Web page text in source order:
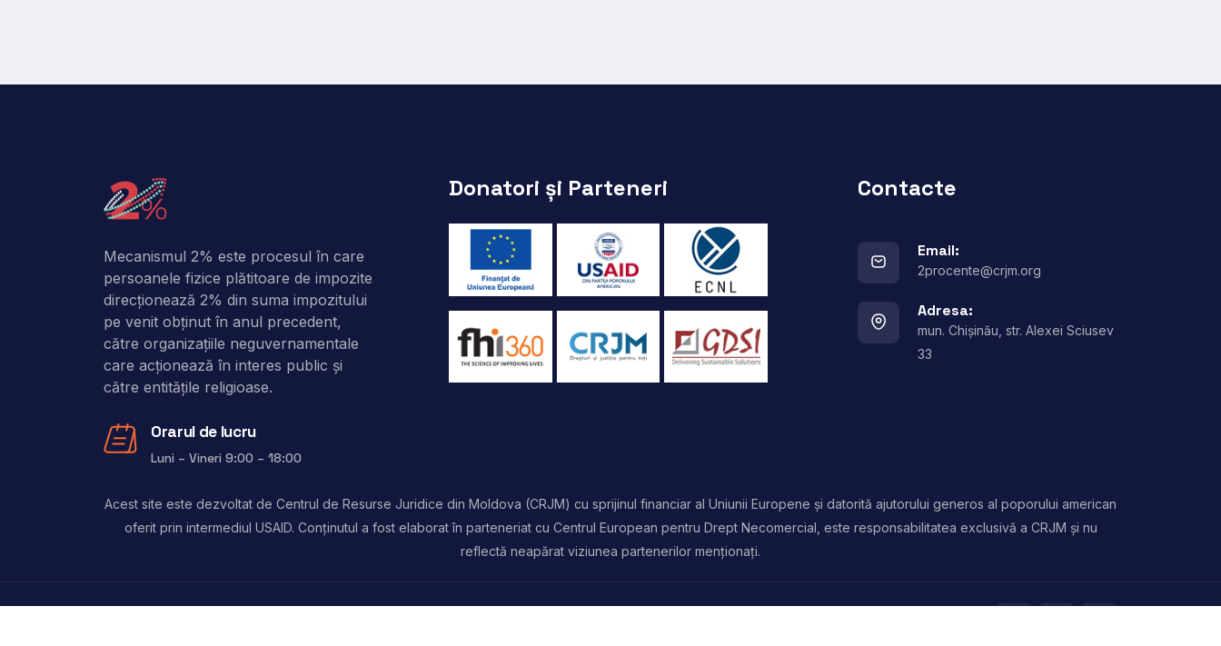
Mecanismul 2% este procesul în care
persoanele fizice plătitoare de impozite
direcţionează 2% din suma impozitului
pe venit obţinut în anul precedent,
către organizaţiile neguvernamentale
care acţionează în interes public şi
către entitățile religioase.
Orarul de lucru
Luni – Vineri 9:00 – 18:00
Donatori și Parteneri Contacte
Email:
2procente@crjm.org
Adresa:
mun. Chișinău, str. Alexei Sciusev
33
Acest site este dezvoltat de Centrul de Resurse Juridice din Moldova (CRJM) cu sprijinul financiar al Uniunii Europene și datorită ajutorului generos al poporului american
oferit prin intermediul USAID. Conținutul a fost elaborat în parteneriat cu Centrul European pentru Drept Necomercial, este responsabilitatea exclusivă a CRJM și nu
reflectă neapărat viziunea partenerilor menționați.